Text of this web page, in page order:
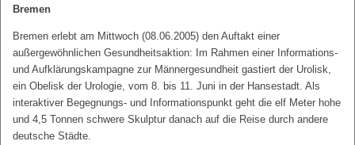
Bremen
Bremen erlebt am Mittwoch (08.06.2005) den Auftakt einer
außergewöhnlichen Gesundheitsaktion: Im Rahmen einer Informations-
und Aufklärungskampagne zur Männergesundheit gastiert der Urolisk,
ein Obelisk der Urologie, vom 8. bis 11. Juni in der Hansestadt. Als
interaktiver Begegnungs- und Informationspunkt geht die elf Meter hohe
und 4,5 Tonnen schwere Skulptur danach auf die Reise durch andere
deutsche Städte.